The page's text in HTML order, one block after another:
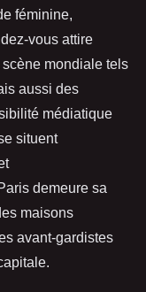
féminine,
vous attire
mondiale tels
aussi des
médiatique
situent
demeure sa
maisons
avant-gardistes